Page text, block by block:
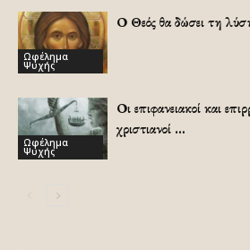
Ωφέλημα
Ψυχής
Ο Θεός θα δώσει τη
Ωφέλημα
Ψυχής
Οι επιφανειακοί και
χριστιανοί …